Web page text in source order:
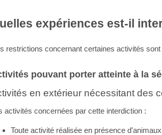
expériences est-il
restrictions concernant certaines activités
pouvant porter atteinte à la
en extérieur nécessitant des
activités concernées par cette interdiction :
Toute activité réalisée en présence